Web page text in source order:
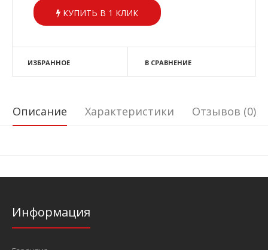
КУПИТЬ В 1 КЛИК
ИЗБРАННОЕ В СРАВНЕНИЕ
Описание Характеристики Отзывов (0)
Информация